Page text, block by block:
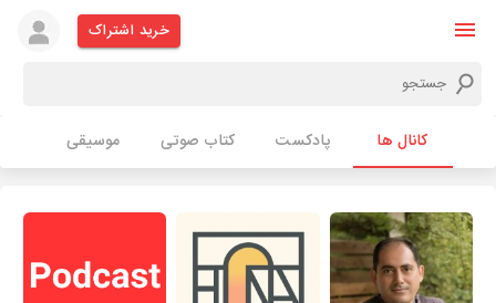
خرید اشتراک
کانال ها پادکست کتاب صوتی موسیقی